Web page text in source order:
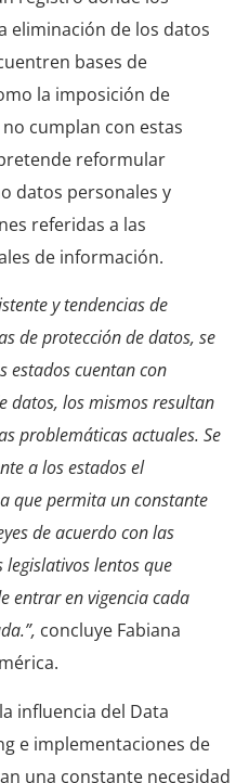
eliminación de los datos
bases de
la imposición de
cumplan con estas
reformular
datos personales y
referidas a las
de información.
y tendencias de
de protección de datos, se
estados cuentan con
datos, los mismos resultan
problemáticas actuales. Se
a los estados el
que permita un constante
de acuerdo con las
legislativos lentos que
entrar en vigencia cada
concluye Fabiana
influencia del Data
e implementaciones de
una constante necesidad